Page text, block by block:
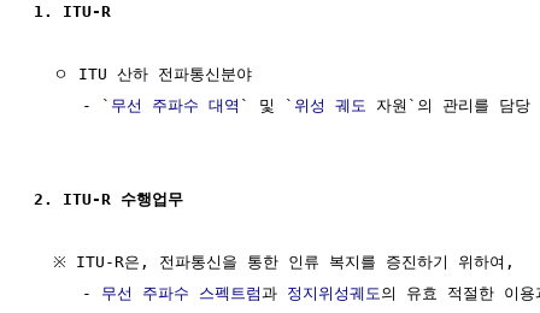
1. ITU-R
  ㅇ ITU 산하 전파통신분야
     - `
무선 주파수 대역 ` 및 ` 위성 궤도 자원`의 관리를 담당
2. ITU-R 수행업무
  ※ ITU-R은, 전파통신을 통한 인류 복지를 증진하기 위하여,
     -
무선 주파수 스펙트럼과 정지위성궤도 의 유효 적절한 이용